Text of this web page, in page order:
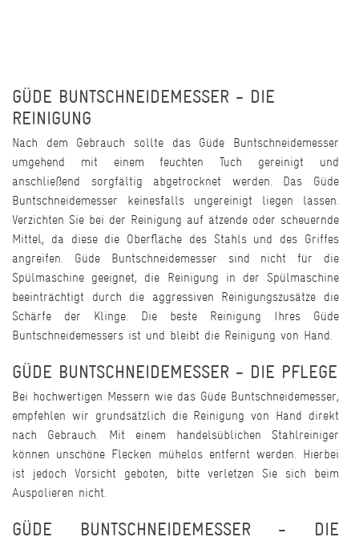
GÜDE BUNTSCHNEIDEMESSER - DIE
REINIGUNG
Nach dem Gebrauch sollte das Güde Buntschneidemesser
umgehend mit einem feuchten Tuch gereinigt und
anschließend sorgfältig abgetrocknet werden. Das Güde
Buntschneidemesser keinesfalls ungereinigt liegen lassen.
Verzichten Sie bei der Reinigung auf ätzende oder scheuernde
Mittel, da diese die Oberfläche des Stahls und des Griffes
angreifen. Güde Buntschneidemesser sind nicht für die
Spülmaschine geeignet, die Reinigung in der Spülmaschine
beeinträchtigt durch die aggressiven Reinigungszusätze die
Schärfe der Klinge. Die beste Reinigung Ihres Güde
Buntschneidemessers ist und bleibt die Reinigung von Hand.
GÜDE BUNTSCHNEIDEMESSER - DIE PFLEGE
Bei hochwertigen Messern wie das Güde Buntschneidemesser,
empfehlen wir grundsätzlich die Reinigung von Hand direkt
nach Gebrauch. Mit einem handelsüblichen Stahlreiniger
können unschöne Flecken mühelos entfernt werden. Hierbei
ist jedoch Vorsicht geboten, bitte verletzen Sie sich beim
Auspolieren nicht.
GÜDE BUNTSCHNEIDEMESSER - DIE